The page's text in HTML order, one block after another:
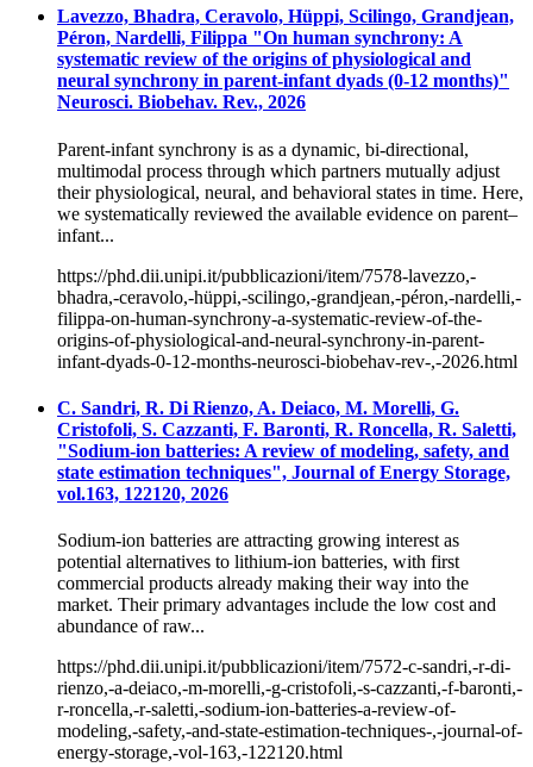
Lavezzo, Bhadra, Ceravolo, Hüppi, Scilingo, Grandjean,
Péron, Nardelli, Filippa "On human synchrony: A
systematic review of the origins of physiological and
neural synchrony in parent-infant dyads (0-12 months)"
Neurosci. Biobehav. Rev., 2026
Parent-infant synchrony is as a dynamic, bi-directional,
multimodal process through which partners mutually adjust
their physiological, neural, and behavioral states in time. Here,
we systematically reviewed the available evidence on parent–
infant...
https://phd.dii.unipi.it/pubblicazioni/item/7578-lavezzo,-
bhadra,-ceravolo,-hüppi,-scilingo,-grandjean,-péron,-nardelli,-
filippa-on-human-synchrony-a-systematic-review-of-the-
origins-of-physiological-and-neural-synchrony-in-parent-
infant-dyads-0-12-months-neurosci-biobehav-rev-,-2026.html
C. Sandri, R. Di Rienzo, A. Deiaco, M. Morelli, G.
Cristofoli, S. Cazzanti, F. Baronti, R. Roncella, R. Saletti,
"Sodium-ion batteries: A review of modeling, safety, and
state estimation techniques", Journal of Energy Storage,
vol.163, 122120, 2026
Sodium-ion batteries are attracting growing interest as
potential alternatives to lithium-ion batteries, with first
commercial products already making their way into the
market. Their primary advantages include the low cost and
abundance of raw...
https://phd.dii.unipi.it/pubblicazioni/item/7572-c-sandri,-r-di-
rienzo,-a-deiaco,-m-morelli,-g-cristofoli,-s-cazzanti,-f-baronti,-
r-roncella,-r-saletti,-sodium-ion-batteries-a-review-of-
modeling,-safety,-and-state-estimation-techniques-,-journal-of-
energy-storage,-vol-163,-122120.html